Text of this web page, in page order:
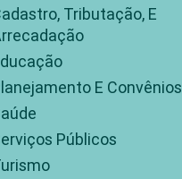
Tributação, E
E Convênios
Públicos